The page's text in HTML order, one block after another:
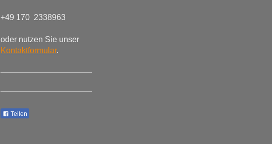
+49 170 2338963
oder nutzen Sie unser
Kontaktformular.
Teilen